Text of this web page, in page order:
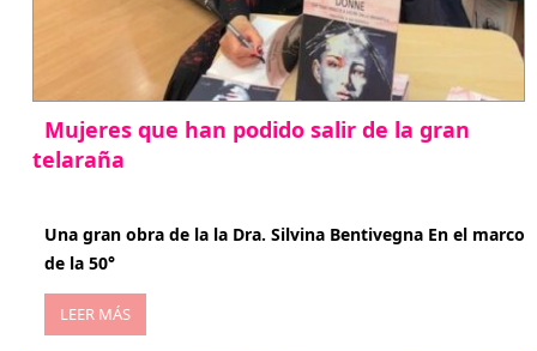
Mujeres que han podido salir de la gran
telaraña
Una gran obra de la la Dra. Silvina Bentivegna En el marco
de la 50°
LEER MÁS